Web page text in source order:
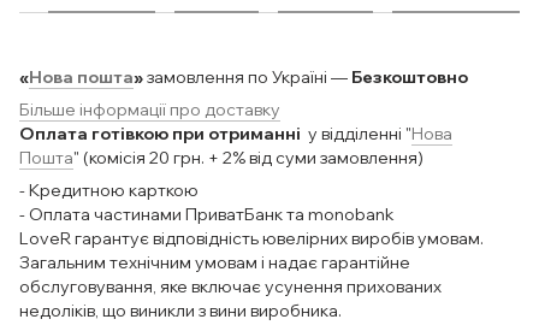
«Нова пошта»замовлення по Україні — Безкоштовно
Більше інформації про доставку
Оплата готівкою при отриманні у відділенні "Нова
Пошта" (комісія 20 грн. + 2% від суми замовлення)
- Кредитною карткою
- Оплата частинами ПриватБанк та monobank
LoveR гарантує відповідність ювелірних виробів умовам.
Загальним технічним умовам і надає гарантійне
обслуговування, яке включає усунення прихованих
недоліків, що виникли з вини виробника.